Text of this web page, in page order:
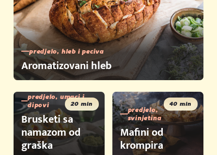
predjelo, hleb i peciva
Aromatizovani hleb
20 min
predjelo, umaci i
dipovi
Brusketi sa
namazom od
graška
40 min
predjelo,
svinjetina
Mafini od
krompira